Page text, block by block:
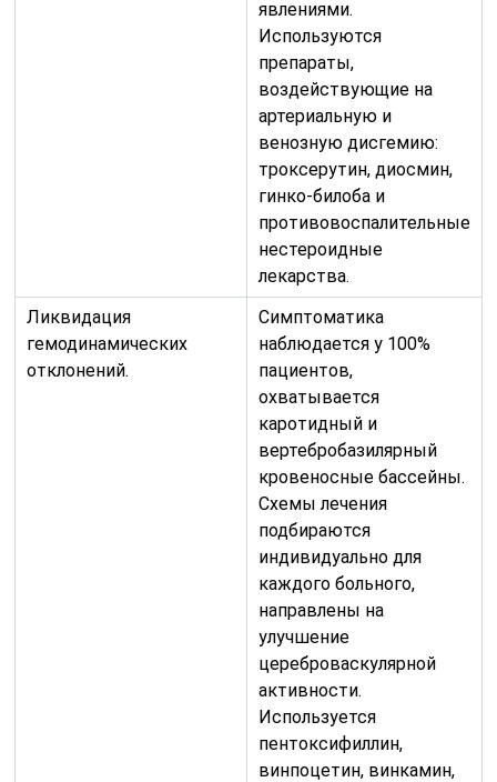
явлениями.
Используются
препараты,
воздействующие на
артериальную и
венозную дисгемию:
троксерутин, диосмин,
гинко-билоба и
противовоспалительные
нестероидные
лекарства.
Ликвидация
гемодинамических
отклонений.
Симптоматика
наблюдается у 100%
пациентов,
охватывается
каротидный и
вертебробазилярный
кровеносные бассейны.
Схемы лечения
подбираются
индивидуально для
каждого больного,
направлены на
улучшение
цереброваскулярной
активности.
Используется
пентоксифиллин,
винпоцетин, винкамин,